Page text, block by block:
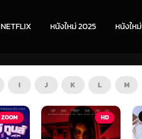
NETFLIX หนังใหม่ 2025 หนังให
I J K L M
HD